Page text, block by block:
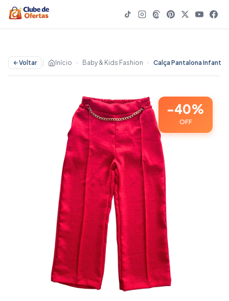
Voltar Início › Baby & Kids Fashion ›
-40%
OFF